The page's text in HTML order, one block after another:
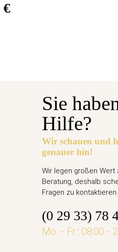
€
Deutschland 2026
Sie
Hilfe?
Wir schauen und
genauer hin!
Wir legen großen
Beratung, deshalb
Fragen zu kontaktieren.
(0 29 33) 78
Mo. - Fr.: 08:00 -